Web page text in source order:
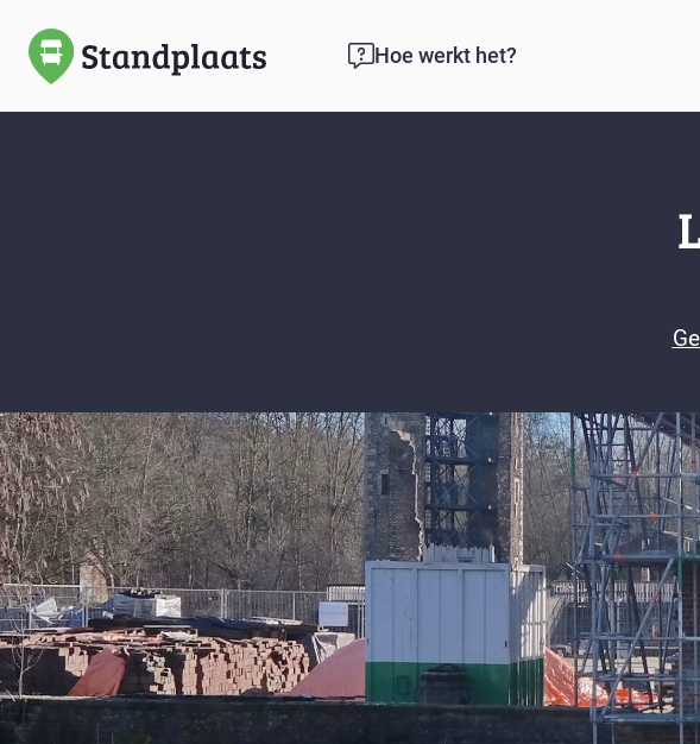
Hoe werkt het?